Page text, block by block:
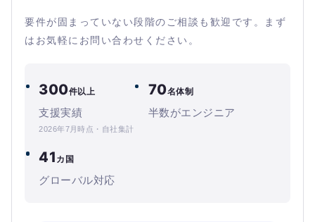
要件が固まっていない段階のご相談も歓迎です。まず
はお気軽にお問い合わせください。
300件以上
支援実績
2026年7月時点・自社集計
70名体制
半数がエンジニア
41 カ国
グローバル対応